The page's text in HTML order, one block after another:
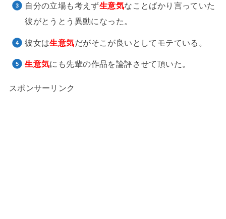
自分の立場も考えず生意気なことばかり言っていた
彼がとうとう異動になった。
彼女は生意気だがそこが良いとしてモテている。
生意気にも先輩の作品を論評させて頂いた。
スポンサーリンク